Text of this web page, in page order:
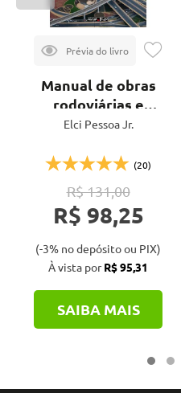
Manual de obras
rodoviárias e
pavimentação
Elci Pessoa Jr.
(20)
R$ 131,00
R$ 98,25
(-3% no depósito ou PIX)
À vista porR$ 95,31
SAIBA MAIS